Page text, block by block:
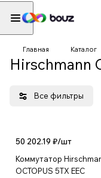
Главная Каталог
Hirschmann
Все фильтры
50 202.19 ₽/шт
Коммутатор
OCTOPUS 5TX EEC